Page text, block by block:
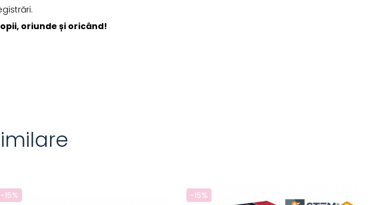
oriunde și oricând!
-15% -15%